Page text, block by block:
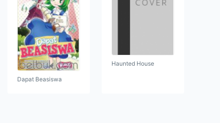
Dapat Beasiswa
Haunted House